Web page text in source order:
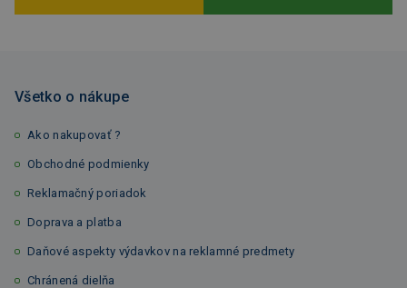
Všetko o nákupe
Ako nakupovať ?
Obchodné podmienky
Reklamačný poriadok
Doprava a platba
Daňové aspekty výdavkov na reklamné predmety
Chránená dielňa